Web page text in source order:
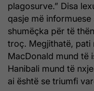
plagosurve.” Disa
qasje më
shumëçka për të
troç. Megjithatë, pati
MacDonald mund të
Hanibali mund të
ai është se triumfi